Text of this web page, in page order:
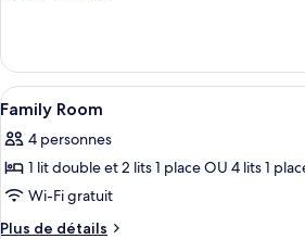
chambre :
Chambre
Triple
le
type
de
chambre
Chambre
Triple
Afficher
toutes
les
photos
pour
ce
Une
5
Family Room
4 personnes
1 lit double et 2 lits 1 place OU 4 lits 1
Wi-Fi gratuit
Plus de détails
Plus